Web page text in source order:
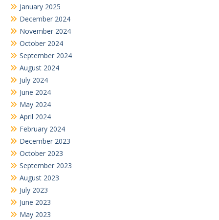
January 2025
December 2024
November 2024
October 2024
September 2024
August 2024
July 2024
June 2024
May 2024
April 2024
February 2024
December 2023
October 2023
September 2023
August 2023
July 2023
June 2023
May 2023